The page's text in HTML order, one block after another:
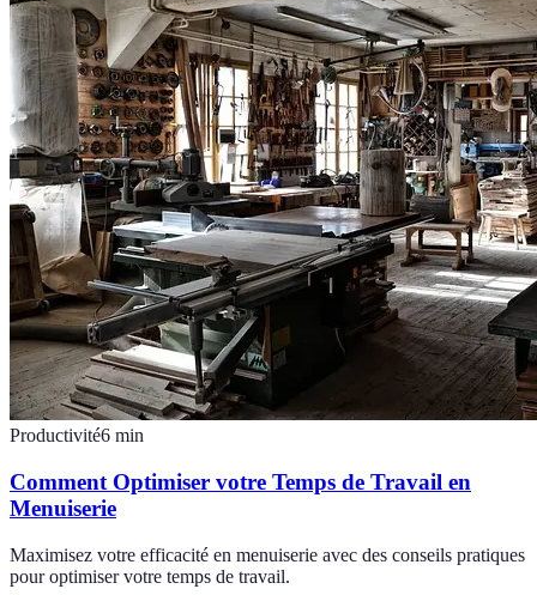
Productivité6 min
Comment Optimiser votre Temps de Travail en
Menuiserie
Maximisez votre efficacité en menuiserie avec des conseils pratiques
pour optimiser votre temps de travail.